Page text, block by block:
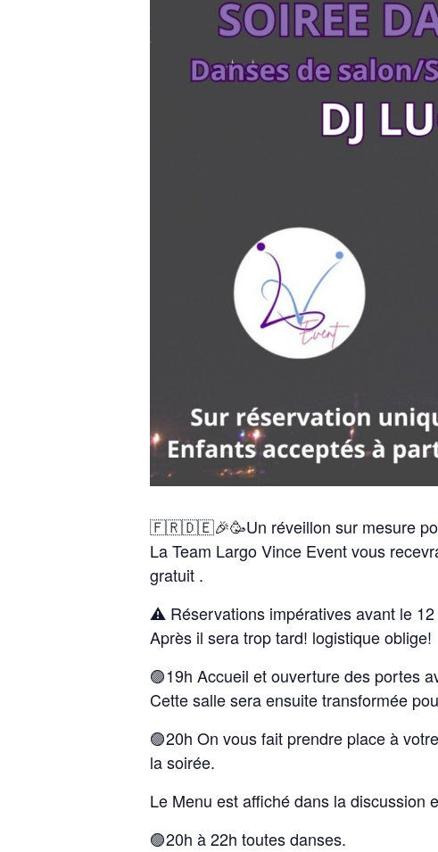
🇫🇷🇩🇪🎉🥳Un réveillon sur mesure
La Team Largo Vince Event vous
gratuit .
⚠️ Réservations impératives avant le
Après il sera trop tard! logistique oblige!
🟣19h Accueil et ouverture des portes
Cette salle sera ensuite transformée
🟣20h On vous fait prendre place à
la soirée.
Le Menu est affiché dans la discussion
🟣20h à 22h toutes danses.